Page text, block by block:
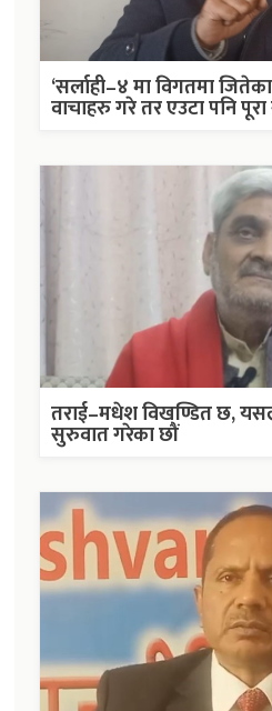
‘सर्लाही–४ मा विगतमा
वाचाहरु गरे तर एउटा पनि
तराई–मधेश विखण्डित छ,
सुरुवात गरेका छौं